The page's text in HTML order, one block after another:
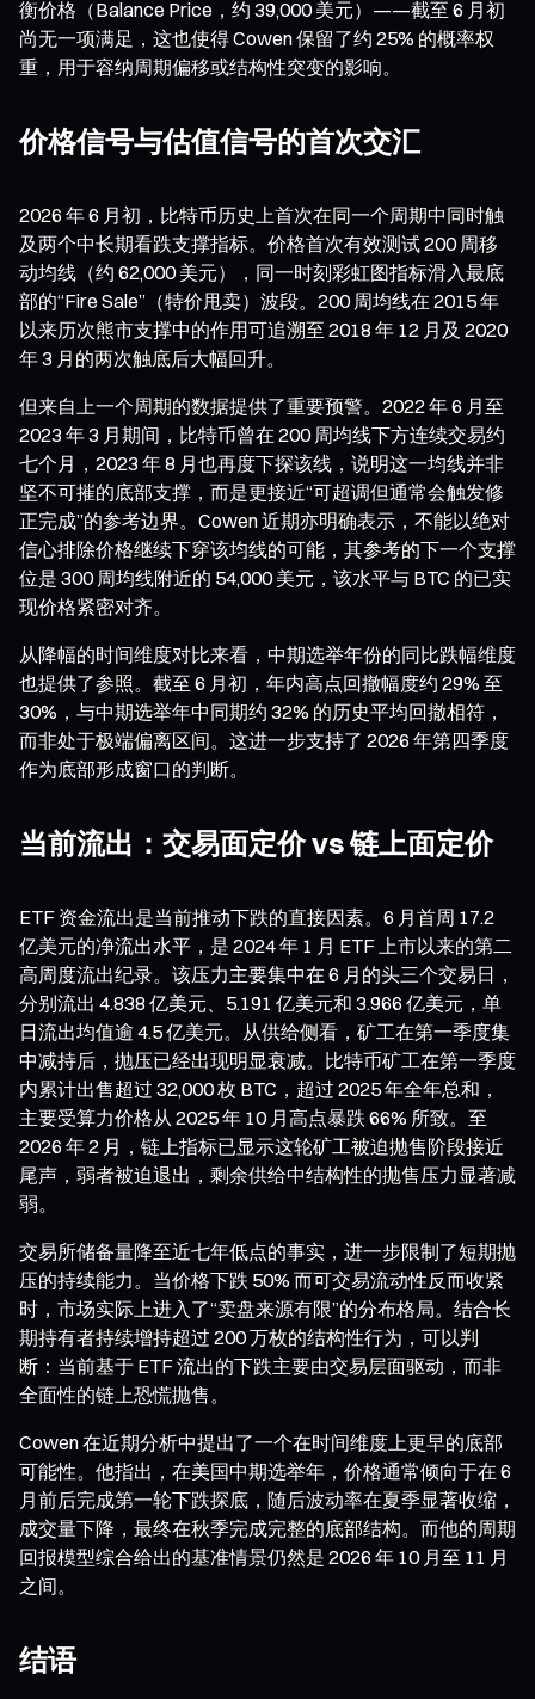
衡价格（Balance Price，约 39,000 美元）——截至 6 月初
尚无一项满足，这也使得 Cowen 保留了约 25% 的概率权
重，用于容纳周期偏移或结构性突变的影响。
价格信号与估值信号的首次交汇
2026 年 6 月初，比特币历史上首次在同一个周期中同时触
及两个中长期看跌支撑指标。价格首次有效测试 200 周移
动均线（约 62,000 美元），同一时刻彩虹图指标滑入最底
部的“Fire Sale”（特价甩卖）波段。200 周均线在 2015 年
以来历次熊市支撑中的作用可追溯至 2018 年 12 月及 2020
年 3 月的两次触底后大幅回升。
但来自上一个周期的数据提供了重要预警。2022 年 6 月至
2023 年 3 月期间，比特币曾在 200 周均线下方连续交易约
七个月，2023 年 8 月也再度下探该线，说明这一均线并非
坚不可摧的底部支撑，而是更接近“可超调但通常会触发修
正完成”的参考边界。Cowen 近期亦明确表示，不能以绝对
信心排除价格继续下穿该均线的可能，其参考的下一个支撑
位是 300 周均线附近的 54,000 美元，该水平与 BTC 的已实
现价格紧密对齐。
从降幅的时间维度对比来看，中期选举年份的同比跌幅维度
也提供了参照。截至 6 月初，年内高点回撤幅度约 29% 至
30%，与中期选举年中同期约 32% 的历史平均回撤相符，
而非处于极端偏离区间。这进一步支持了 2026 年第四季度
作为底部形成窗口的判断。
当前流出：交易面定价 vs 链上面定价
ETF 资金流出是当前推动下跌的直接因素。6 月首周 17.2
亿美元的净流出水平，是 2024 年 1 月 ETF 上市以来的第二
高周度流出纪录。该压力主要集中在 6 月的头三个交易日，
分别流出 4.838 亿美元、5.191 亿美元和 3.966 亿美元，单
日流出均值逾 4.5 亿美元。从供给侧看，矿工在第一季度集
中减持后，抛压已经出现明显衰减。比特币矿工在第一季度
内累计出售超过 32,000 枚 BTC，超过 2025 年全年总和，
主要受算力价格从 2025 年 10 月高点暴跌 66% 所致。至
2026 年 2 月，链上指标已显示这轮矿工被迫抛售阶段接近
尾声，弱者被迫退出，剩余供给中结构性的抛售压力显著减
弱。
交易所储备量降至近七年低点的事实，进一步限制了短期抛
压的持续能力。当价格下跌 50% 而可交易流动性反而收紧
时，市场实际上进入了“卖盘来源有限”的分布格局。结合长
期持有者持续增持超过 200 万枚的结构性行为，可以判
断：当前基于 ETF 流出的下跌主要由交易层面驱动，而非
全面性的链上恐慌抛售。
Cowen 在近期分析中提出了一个在时间维度上更早的底部
可能性。他指出，在美国中期选举年，价格通常倾向于在 6
月前后完成第一轮下跌探底，随后波动率在夏季显著收缩，
成交量下降，最终在秋季完成完整的底部结构。而他的周期
回报模型综合给出的基准情景仍然是 2026 年 10 月至 11 月
之间。
结语